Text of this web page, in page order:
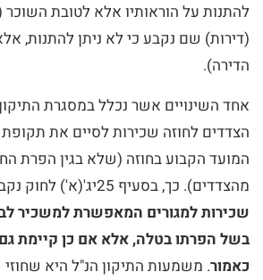
להתנות על הוראותיו אלא לטובת
(דירות) שם נקבע כי לא ניתן להתנות,
הדירה).
אחד השינויים אשר נכלל במסגרת
הצדדים לחוזה שכירות לסיים את
המועד הקבוע בחוזה (שלא בגין הפרת
מהצדדים). כך, בסעיף 25יג'(א') לחוק נקבע כי
שכירות למגורים המאפשרת למשכיר
בשל הפרתו בטלה, אלא אם כן קיימת גם
כאמור. משמעות התיקון הנ"ל היא שחוזי